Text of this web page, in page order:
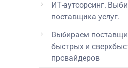
ИТ-аутсорсинг.
поставщика услуг.
Выбираем
быстрых и
провайдеров